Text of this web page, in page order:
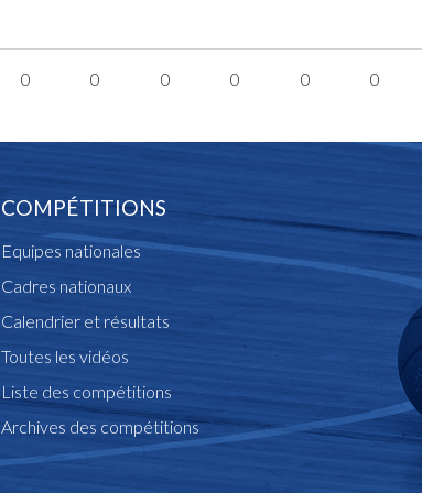
0 0 0 0 0 0
COMPÉTITIONS
Equipes nationales
Cadres nationaux
Calendrier et résultats
Toutes les vidéos
Liste des compétitions
Archives des compétitions